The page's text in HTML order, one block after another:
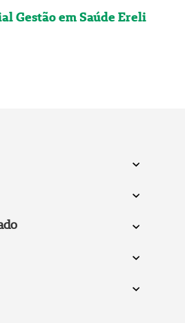
Gestão em Saúde Ereli